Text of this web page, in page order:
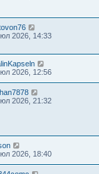
2026, 14:33
2026, 12:56
2026, 21:32
2026, 18:40